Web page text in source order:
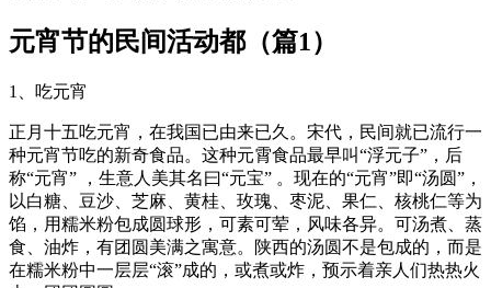
元宵节的民间活动都（篇1）
1、吃元宵
正月十五吃元宵，在我国已由来已久。宋代，民间就已流行一
种元宵节吃的新奇食品。这种元霄食品最早叫“浮元子”，后
称“元宵” ，生意人美其名曰“元宝” 。现在的“元宵”即“汤圆”，
以白糖、豆沙、芝麻、黄桂、玫瑰、枣泥、果仁、核桃仁等为
馅，用糯米粉包成圆球形，可素可荤，风味各异。可汤煮、蒸
食、油炸，有团圆美满之寓意。陕西的汤圆不是包成的，而是
在糯米粉中一层层“滚”成的，或煮或炸，预示着亲人们热热火